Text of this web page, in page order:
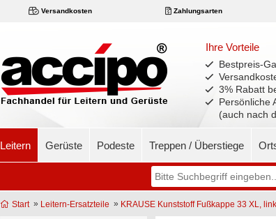
Versandkosten Zahlungsarten
Ihre Vorteile
Bestpreis-
3% Rabatt
Persönliche
(auch nach
Leitern Gerüste Podeste Treppen / Überstiege
Start» Leitern-Ersatzteile » KRAUSE Kunststoff Fußkappe 33 XL,